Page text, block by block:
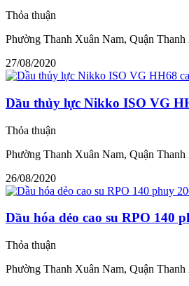
Thỏa thuận
Phường Thanh Xuân Nam, Quận
27/08/2020
Dầu thủy lực Nikko ISO VG
Thỏa thuận
Phường Thanh Xuân Nam, Quận
26/08/2020
Dầu hóa dẻo cao su RPO 140
Thỏa thuận
Phường Thanh Xuân Nam, Quận